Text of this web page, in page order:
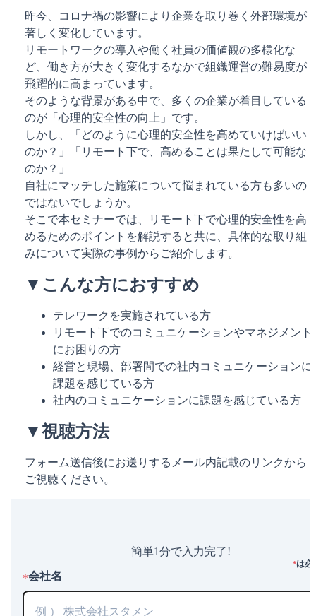
昨今、コロナ禍の影響により企業を取り巻く外部環境が
著しく変化しています。
リモートワークの導入や働く社員の価値観の多様化な
ど、働き方が大きく変化するなかで組織運営の難易度が
飛躍的に高まっています。
そのような背景がある中で、多くの企業が着目している
のが「心理的安全性の向上」です。
しかし、「どのように心理的安全性を高めていけばいい
のか？」「リモート下で、高めることは果たして可能な
のか？」
自社にマッチした施策について悩まれている方も多いの
ではないでしょうか。
そこで本セミナーでは、リモート下で心理的安全性を高
めるためのポイントを解説すると共に、具体的な取り組
みについて実際の事例からご紹介します。
▼こんな方におすすめ
テレワークを実施されている方
リモート下でのコミュニケーションやマネジメント
にお困りの方
経営と現場、部署間での社内コミュニケーションに
課題を感じている方
社内のコミュニケーションに課題を感じている方
▼視聴方法
フォーム送信後にお送りするメール内記載のリンクから
ご視聴ください。
簡単1分で入力完了!
*は必
*会社名